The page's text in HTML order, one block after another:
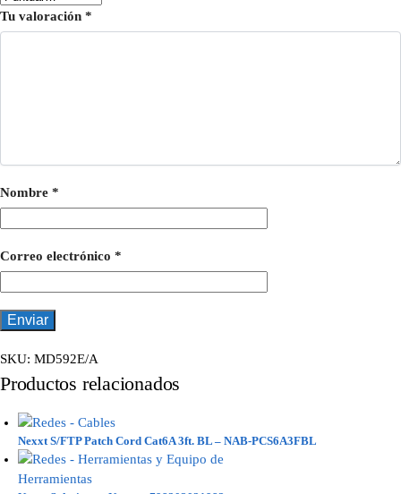
Tu valoración *
Nombre *
Correo electrónico *
SKU: MD592E/A
Productos relacionados
Nexxt S/FTP Patch Cord Cat6A 3ft. BL – NAB-PCS6A3FBL